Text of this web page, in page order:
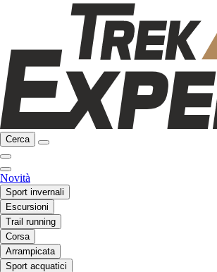
Cerca
Novità
Sport invernali
Escursioni
Trail running
Corsa
Arrampicata
Sport acquatici